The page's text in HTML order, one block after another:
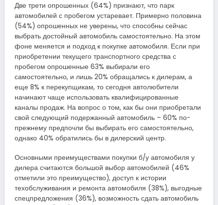
Две трети опрошенных (64%) признают, что парк
автомобилей с пробегом устаревает. Примерно половина
(54%) опрошенных не уверены, что способны сейчас
выбрать достойный автомобиль самостоятельно. На этом
фоне меняется и подход к покупке автомобиля. Если при
приобретении текущего транспортного средства с
пробегом опрошенные 63% выбирали его
самостоятельно, и лишь 20% обращались к дилерам, а
еще 8% к перекупщикам, то сегодня автолюбители
начинают чаще использовать квалифицированные
каналы продаж. На вопрос о том, как бы они приобретали
свой следующий подержанный автомобиль – 60% по-
прежнему предпочли бы выбирать его самостоятельно,
однако 40% обратились бы в дилерский центр.
Основными преимуществами покупки б/у автомобиля у
дилера считаются большой выбор автомобилей (46%
отметили это преимущество), доступ к истории
техобслуживания и ремонта автомобиля (38%), выгодные
спецпредложения (36%), возможность сдать автомобиль